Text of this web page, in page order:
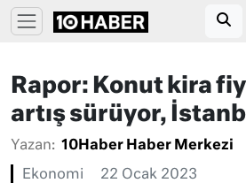
Rapor: Konut kira
artış sürüyor,
Yazan: 10Haber Haber Merkezi
Ekonomi 22 Ocak 2023